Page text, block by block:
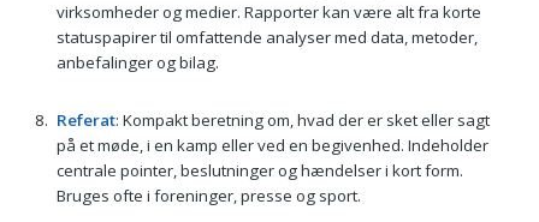
virksomheder og medier. Rapporter kan være alt fra korte
statuspapirer til omfattende analyser med data, metoder,
anbefalinger og bilag.
Referat: Kompakt beretning om, hvad der er sket eller sagt
på et møde, i en kamp eller ved en begivenhed. Indeholder
centrale pointer, beslutninger og hændelser i kort form.
Bruges ofte i foreninger, presse og sport.